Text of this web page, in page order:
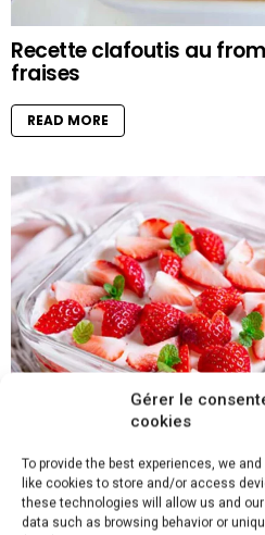
Gérer le
cookies
To provide the best experiences, we
like cookies to store and/or access
these technologies will allow us and
data such as browsing behavior or
Recette clafoutis au
fraises
READ MORE
Recette de tiramisu aux
délicieux